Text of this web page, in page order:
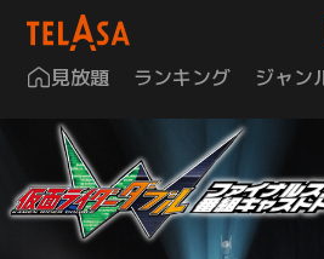
見放題 ランキング ジャン